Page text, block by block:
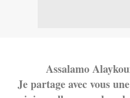
Assalamo Alayko
Je partage avec vous